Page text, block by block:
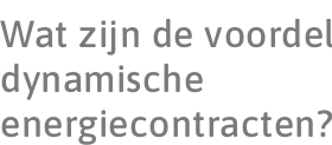
Wat zijn de
dynamische
energiecontracten?